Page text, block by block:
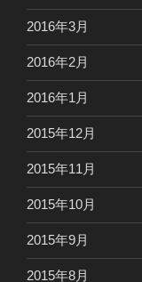
2016年3月
2016年2月
2016年1月
2015年12月
2015年11月
2015年10月
2015年9月
2015年8月